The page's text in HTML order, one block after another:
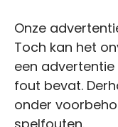
Onze
Toch kan het
een
fout bevat.
onder